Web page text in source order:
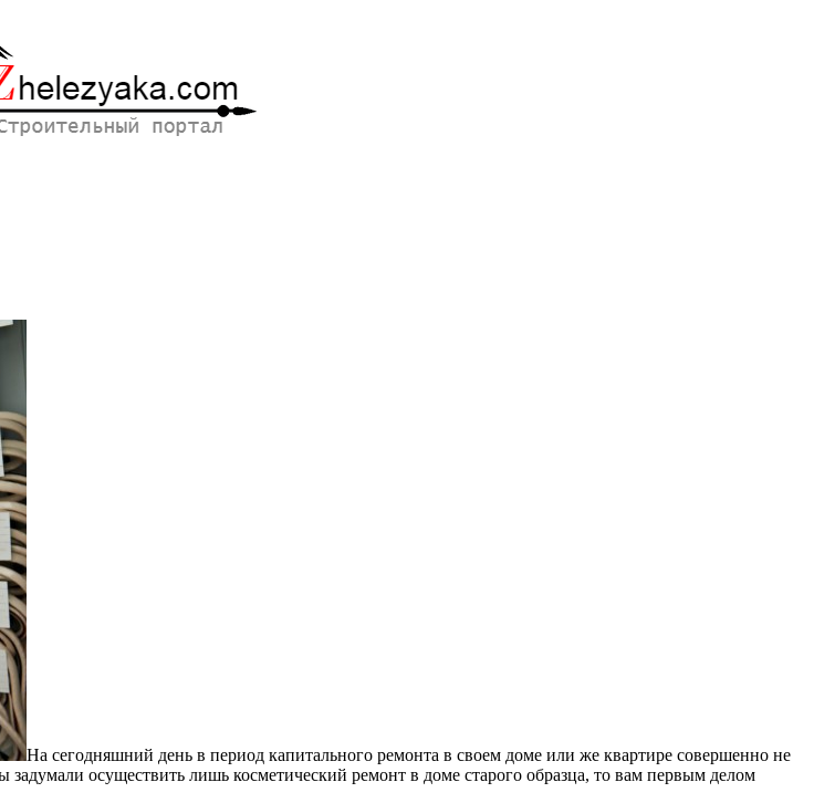
На сегодняшний день в период капитального ремонта в своем доме или же квартире совершенно не
осуществить лишь косметический ремонт в доме старого образца, то вам первым делом